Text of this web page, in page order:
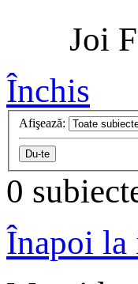
Joi
Închis
Afişează:
0
Înapoi